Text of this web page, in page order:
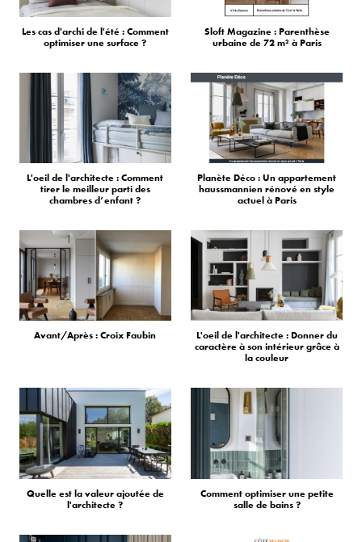
Les cas d'archi de l'été : Comment
optimiser une surface ?
Sloft Magazine : Parenthèse
urbaine de 72 m² à Paris
L'oeil de l'architecte : Comment
tirer le meilleur parti des
chambres d’enfant ?
Planète Déco : Un appartement
haussmannien rénové en style
actuel à Paris
Avant/Après : Croix Faubin
L'oeil de l'architecte : Donner du
caractère à son intérieur grâce à
la couleur
Quelle est la valeur ajoutée de
l'architecte ?
Comment optimiser une petite
salle de bains ?